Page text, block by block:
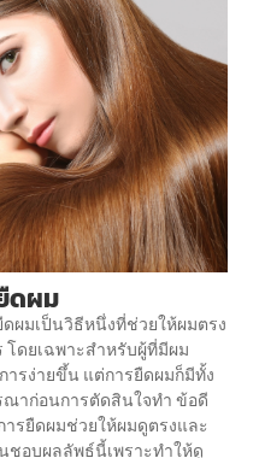
ดผม
ผมเป็นวิธีหนึ่งที่ช่วยให้ผมตรง
ดยเฉพาะสำหรับผู้ที่มีผม
รง่ายขึ้น แต่การยืดผมก็มีทั้ง
าก่อนการตัดสินใจทำ ข้อดี
รยืดผมช่วยให้ผมดูตรงและ
ชอบผลลัพธ์นี้เพราะทำให้ดู